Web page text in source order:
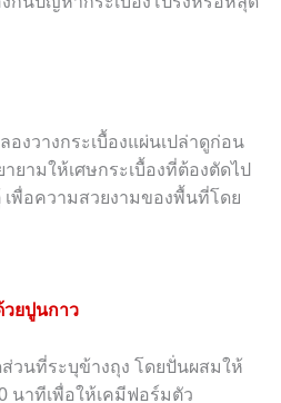
งวางกระเบื้องแผ่นเปล่าดูก่อน
ยามให้เศษกระเบื้องที่ต้องตัดไป
พื่อความสวยงามของพื้นที่โดย
วยปูนกาว
วนที่ระบุข้างถุง โดยปั่นผสมให้
นาทีเพื่อให้เคมีฟอร์มตัว